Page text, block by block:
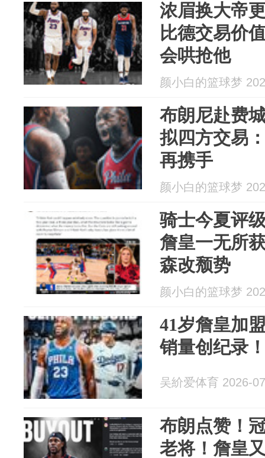
浓眉换大帝
比德交易价
会哄抢他
颜小白的篮球梦
布朗尼赴费
拟四方交易
再携手
颜小白的篮球梦
骑士今夏评
詹皇一无所
森改颓势
颜小白的篮球梦
41岁詹皇加
销量创纪录
吴紒爱体育 2026-
布朗点赞！
老将！詹皇